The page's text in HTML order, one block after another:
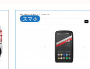
スマホ